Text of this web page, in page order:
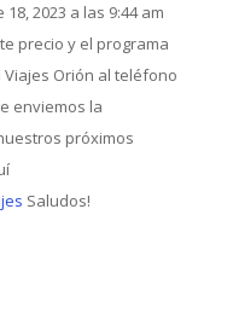
2023 a las 9:44 am
precio y el programa
Orión al teléfono
enviemos la
próximos
Saludos!